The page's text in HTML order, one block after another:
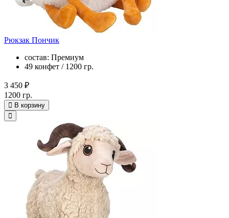
Рюкзак Пончик
состав: Премиум
49 конфет / 1200 гр.
3 450 ₽
1200 гр.
В корзину